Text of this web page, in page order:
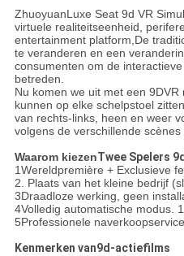
ZhuoyuanLuxe Seat 9d VR
virtuele realiteitseenheid,
entertainment platform,De
te veranderen en een
consumenten om de
betreden.
Nu komen we uit met een
kunnen op elke schelpstoel
van rechts-links, heen en weer
volgens de verschillende scènes
Waarom kiezenTwee Spelers
1Wereldpremière + Exclusieve
2. Plaats van het kleine bedrijf
3Draadloze werking, geen
4Volledig automatische modus.
5Professionele
Kenmerken van9d-actiefilms